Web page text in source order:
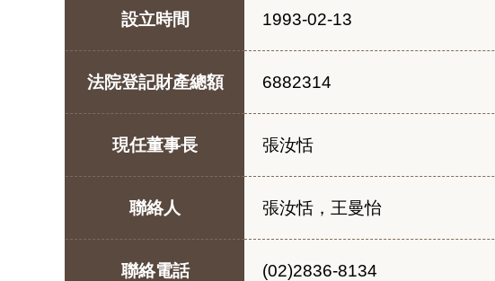
設立時間 1993-02-13
法院登記財產總額 6882314
現任董事長 張汝恬
聯絡人 張汝恬，王曼怡
聯絡電話 (02)2836-8134